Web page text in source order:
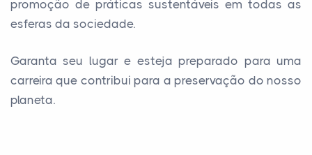
promoção de práticas sustentáveis em todas as
esferas da sociedade.
Garanta seu lugar e esteja preparado para uma
carreira que contribui para a preservação do nosso
planeta.